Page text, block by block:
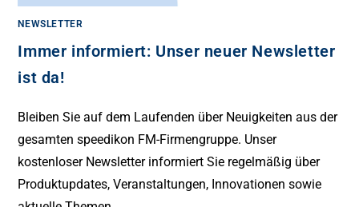
NEWSLETTER
Immer informiert: Unser neuer Newsletter
ist da!
Bleiben Sie auf dem Laufenden über Neuigkeiten aus der
gesamten speedikon FM-Firmengruppe. Unser
kostenloser Newsletter informiert Sie regelmäßig über
Produktupdates, Veranstaltungen, Innovationen sowie